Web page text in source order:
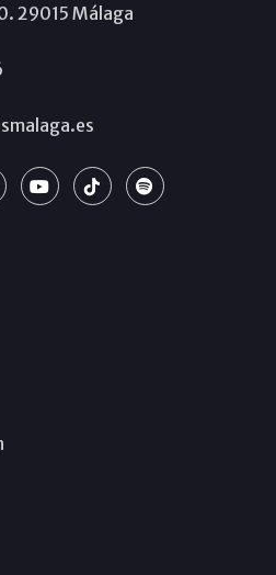
29015 Málaga